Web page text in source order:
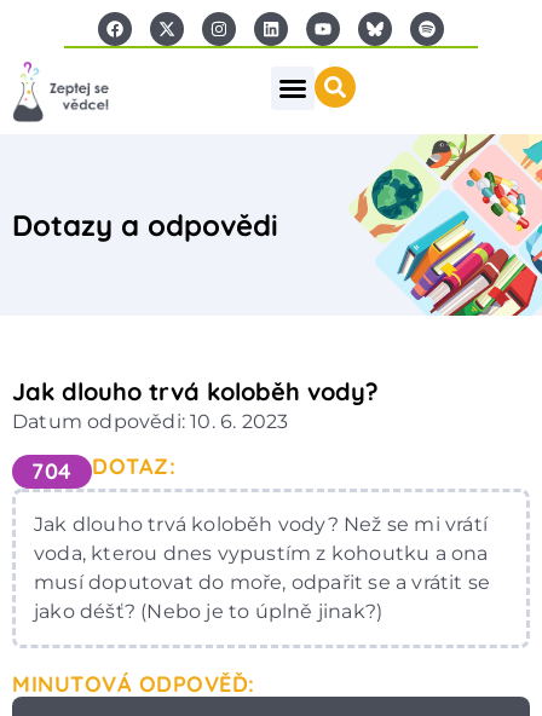
Dotazy a odpovědi
Jak dlouho trvá koloběh vody?
Datum odpovědi: 10. 6. 2023
704 DOTAZ:
Jak dlouho trvá koloběh vody? Než se mi vrátí
voda, kterou dnes vypustím z kohoutku a ona
musí doputovat do moře, odpařit se a vrátit se
jako déšť? (Nebo je to úplně jinak?)
MINUTOVÁ ODPOVĚĎ: